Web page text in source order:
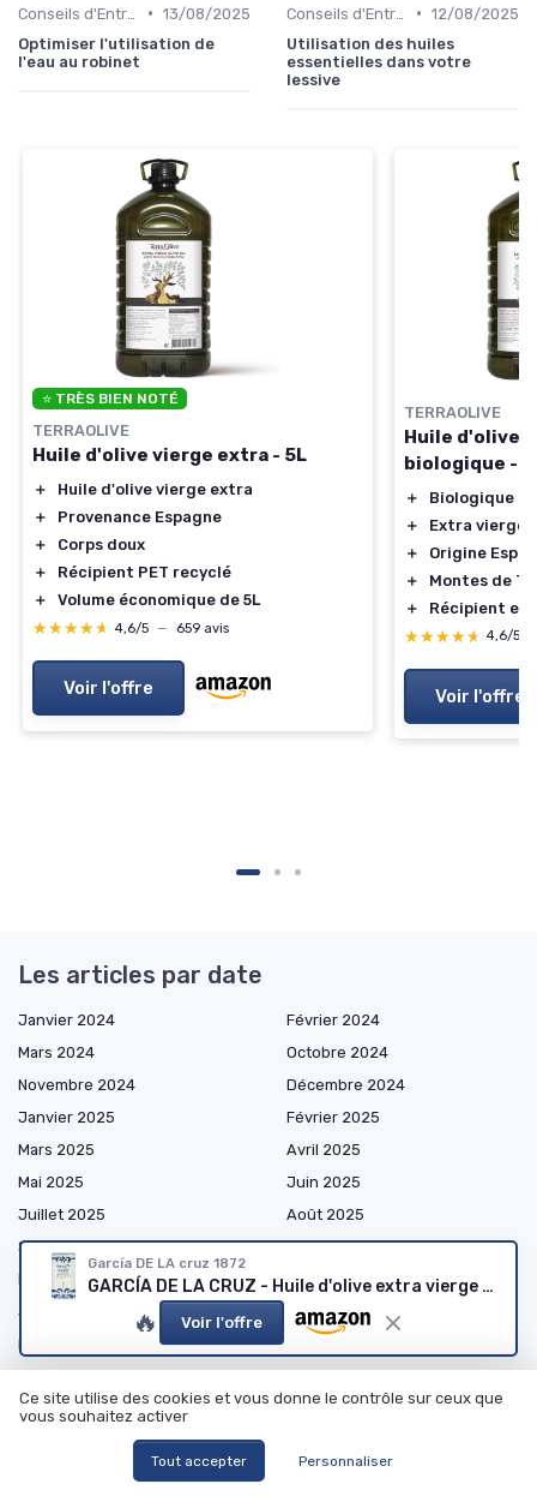
• 13/08/2025
Optimiser l'utilisation de
l'eau au robinet
• 12/08/2025
Utilisation des huiles
essentielles dans votre
lessive
⭐ TRÈS BIEN NOTÉ
TERRAOLIVE
Huile d'olive vierge extra - 5L
＋
Huile d'olive vierge extra
＋
Provenance Espagne
＋
Corps doux
＋
Récipient PET recyclé
＋
Volume économique de 5L
★★★★★
★★★★★ 4,6/5 — 659 avis
Voir l'offre
TERRAOLIVE
Huile d'olive
biologique -
＋
Biologique
＋
Extra vierge
＋
Origine
＋
Montes de
＋
Récipient en
★★★★★
★★★★★ 4,6/5
Voir l'offre
García DE LA cruz 1872
GARCÍA DE LA CRUZ - Huile d'olive extra vierge biologique - 5L
🔥 Voir l'offre
Les articles par date
Janvier 2024
Février 2024
Mars 2024
Octobre 2024
Novembre 2024
Décembre 2024
Janvier 2025
Février 2025
Mars 2025
Avril 2025
Mai 2025
Juin 2025
Juillet 2025
Août 2025
Septembre 2025
Octobre 2025
Novembre 2025
Décembre 2025
Janvier 2026
Février 2026
Mars 2026
Juillet 2026
Août 2026
Ce site utilise des cookies et vous donne le contrôle sur ceux que
vous souhaitez activer
Tout accepter Personnaliser